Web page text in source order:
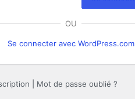
OU
Se connecter avec WordPress.com
Mot de passe oublié ?